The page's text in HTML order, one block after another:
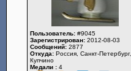
Пользователь: #9045
Зарегистрирован: 2012-08-03
Сообщений: 2877
Откуда: Россия, Санкт-Петербург,
Купчино
Медали : 4